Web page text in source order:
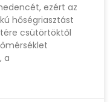
ezért az
hőségriasztást
csütörtöktől
a